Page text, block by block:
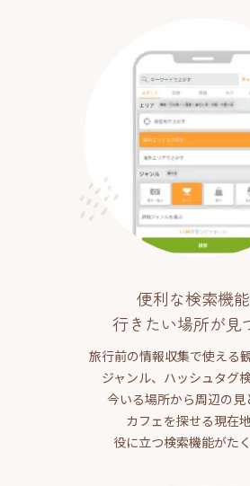
便利な検索機
行きたい場所が見
旅行前の情報収集で使える
ジャンル、ハッシュタグ
今いる場所から周辺の見
カフェを探せる現在
役に立つ検索機能がたく